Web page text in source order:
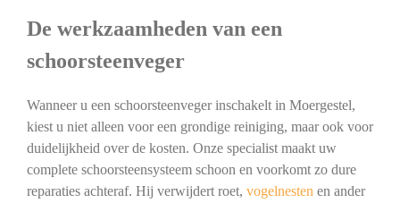
De werkzaamheden van een
schoorsteenveger
Wanneer u een schoorsteenveger inschakelt in Moergestel,
kiest u niet alleen voor een grondige reiniging, maar ook voor
duidelijkheid over de kosten. Onze specialist maakt uw
complete schoorsteensysteem schoon en voorkomt zo dure
reparaties achteraf. Hij verwijdert roet, vogelnesten en ander